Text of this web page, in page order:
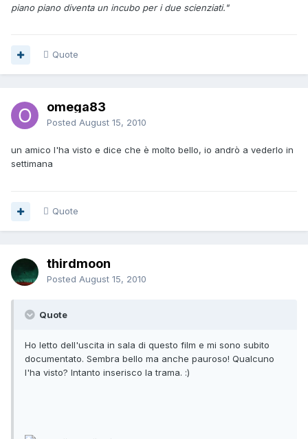
piano piano diventa un incubo per i due scienziati."
Quote
omega83
Posted August 15, 2010
un amico l'ha visto e dice che è molto bello, io andrò a vederlo in
settimana
Quote
thirdmoon
Posted August 15, 2010
Quote
Ho letto dell'uscita in sala di questo film e mi sono subito
documentato. Sembra bello ma anche pauroso! Qualcuno
l'ha visto? Intanto inserisco la trama. :)